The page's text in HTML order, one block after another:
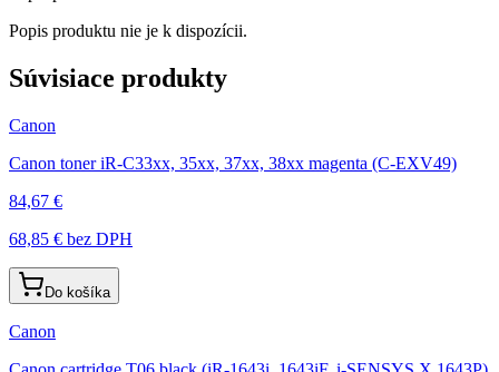
Popis produktu nie je k dispozícii.
Súvisiace produkty
Canon
Canon toner iR-C33xx, 35xx, 37xx, 38xx magenta (C-EXV49)
84,67 €
68,85 € bez DPH
Do košíka
Canon